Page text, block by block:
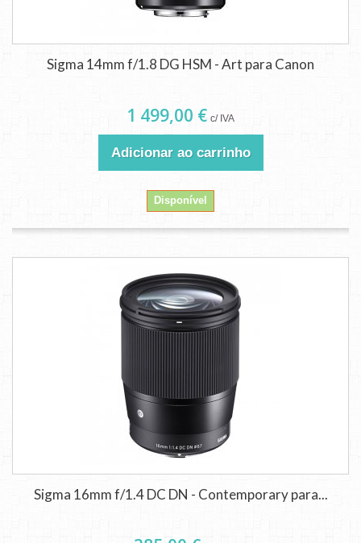
Sigma 14mm f/1.8 DG HSM - Art para Canon
1 499,00 € c/ IVA
Adicionar ao carrinho
Disponível
Sigma 16mm f/1.4 DC DN - Contemporary para...